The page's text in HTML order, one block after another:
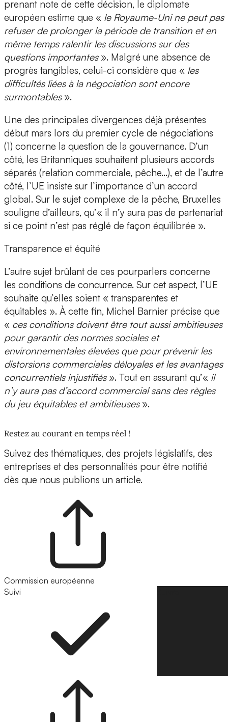
prenant note de cette décision, le diplomate
européen estime que « le Royaume-Uni ne peut pas
refuser de prolonger la période de transition et en
même temps ralentir les discussions sur des
questions importantes». Malgré une absence de
progrès tangibles, celui-ci considère que « les
difficultés liées à la négociation sont encore
surmontables ».
Une des principales divergences déjà présentes
début mars lors du premier cycle de négociations
(1) concerne la question de la gouvernance. D’un
côté, les Britanniques souhaitent plusieurs accords
séparés (relation commerciale, pêche…), et de l’autre
côté, l’UE insiste sur l’importance d’un accord
global. Sur le sujet complexe de la pêche, Bruxelles
souligne d’ailleurs, qu’« il n’y aura pas de partenariat
si ce point n’est pas réglé de façon équilibrée ».
Transparence et équité
L’autre sujet brûlant de ces pourparlers concerne
les conditions de concurrence. Sur cet aspect, l’UE
souhaite qu’elles soient « transparentes et
équitables ». À cette fin, Michel Barnier précise que
« ces conditions doivent être tout aussi ambitieuses
pour garantir des normes sociales et
environnementales élevées que pour prévenir les
distorsions commerciales déloyales et les avantages
concurrentiels injustifiés ». Tout en assurant qu’« il
n’y aura pas d’accord commercial sans des règles
du jeu équitables et ambitieuses».
Restez au courant en temps réel !
Suivez des thématiques, des projets législatifs, des
entreprises et des personnalités pour être notifié
dès que nous publions un article.
Commission européenne
Suivi